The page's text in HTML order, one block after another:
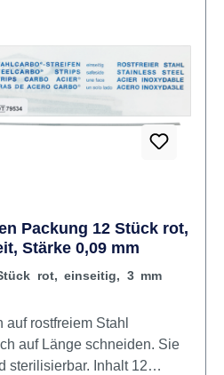
Packung 12 Stück rot,
Stärke 0,09 mm
rot, einseitig, 3 mm
rostfreiem Stahl
auf Länge schneiden. Sie
Inhalt 12